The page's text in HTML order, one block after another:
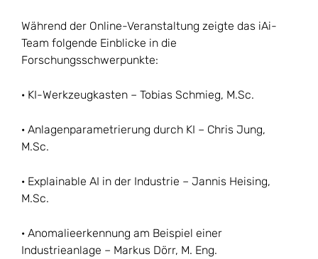
Während der Online-Veranstaltung zeigte das iAi-
Team folgende Einblicke in die
Forschungsschwerpunkte:
· KI-Werkzeugkasten – Tobias Schmieg, M.Sc.
· Anlagenparametrierung durch KI – Chris Jung,
M.Sc.
· Explainable AI in der Industrie – Jannis Heising,
M.Sc.
· Anomalieerkennung am Beispiel einer
Industrieanlage – Markus Dörr, M. Eng.